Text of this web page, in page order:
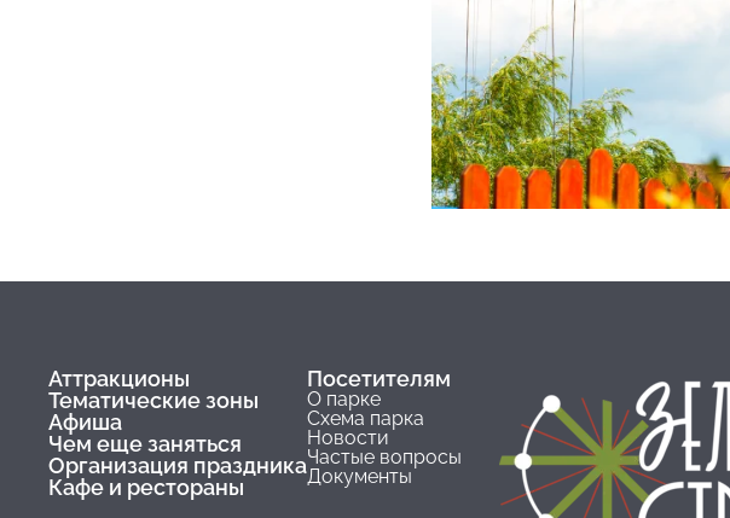
При посадке и высадке в
Посетители должны
устройством фиксации и
Посетители обязаны
аттракциона.
Посещение настоящего
(использованием)
Родители или лица их
Ответственность за
Последний прокат
Аттракционы
Тематические зоны
Афиша
Чем еще заняться
Организация праздника
Кафе и рестораны
Посетителям
О парке
Схема парка
Новости
Частые вопросы
Документы